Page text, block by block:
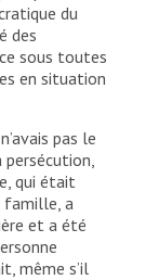
du
des
sous toutes
en situation
pas le
qui était
famille, a
et a été
même s’il